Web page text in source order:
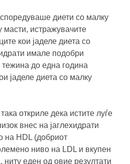
диети со малку
масти, истражувачите
кои јаделе диета со
имале подобри
до една година
јаделе диета со малку
откриле дека истите луѓе
внес на јаглехидрати
на HDL (добриот
ниво на LDL и вкупен
ниту еден од овие резултати